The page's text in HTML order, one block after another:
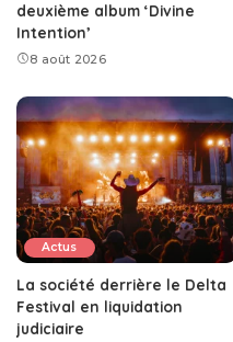
deuxième album ‘Divine
Intention’
8 août 2026
Actus
La société derrière le Delta
Festival en liquidation
judiciaire